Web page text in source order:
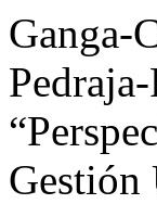
Ganga-
Gestión